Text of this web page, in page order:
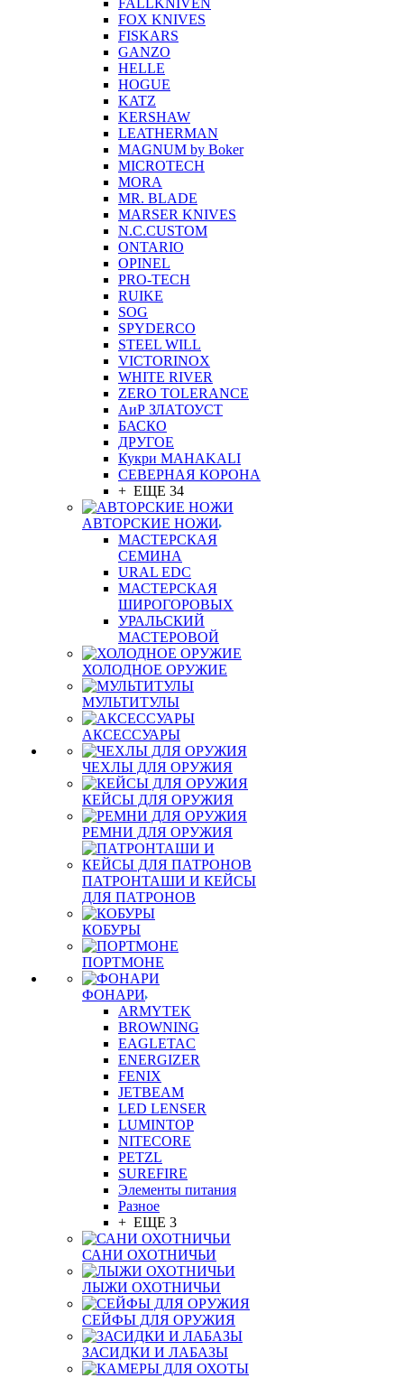
FALLKNIVEN
FOX KNIVES
FISKARS
GANZO
HELLE
HOGUE
KATZ
KERSHAW
LEATHERMAN
MAGNUM by Boker
MICROTECH
MORA
MR. BLADE
MARSER KNIVES
N.C.CUSTOM
ONTARIO
OPINEL
PRO-TECH
RUIKE
SOG
SPYDERCO
STEEL WILL
VICTORINOX
WHITE RIVER
ZERO TOLERANCE
АиР ЗЛАТОУСТ
БАСКО
ДРУГОЕ
Кукри MAHAKALI
СЕВЕРНАЯ КОРОНА
+ ЕЩЕ 34
АВТОРСКИЕ НОЖИ
МАСТЕРСКАЯ
СЕМИНА
URAL EDC
МАСТЕРСКАЯ
ШИРОГОРОВЫХ
УРАЛЬСКИЙ
МАСТЕРОВОЙ
ХОЛОДНОЕ ОРУЖИЕ
МУЛЬТИТУЛЫ
АКСЕССУАРЫ
ЧЕХЛЫ ДЛЯ ОРУЖИЯ
КЕЙСЫ ДЛЯ ОРУЖИЯ
РЕМНИ ДЛЯ ОРУЖИЯ
ПАТРОНТАШИ И КЕЙСЫ
ДЛЯ ПАТРОНОВ
КОБУРЫ
ПОРТМОНЕ
ФОНАРИ
ARMYTEK
BROWNING
EAGLETAC
ENERGIZER
FENIX
JETBEAM
LED LENSER
LUMINTOP
NITECORE
PETZL
SUREFIRE
Элементы питания
Разное
+ ЕЩЕ 3
САНИ ОХОТНИЧЬИ
ЛЫЖИ ОХОТНИЧЬИ
СЕЙФЫ ДЛЯ ОРУЖИЯ
ЗАСИДКИ И ЛАБАЗЫ